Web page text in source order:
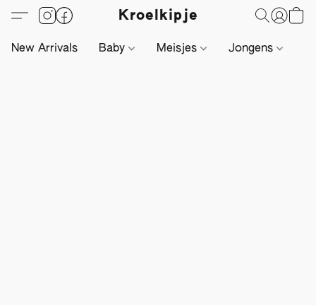
Kroelkipje
New Arrivals Baby Meisjes Jongens